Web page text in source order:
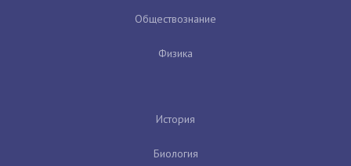
Обществознание
Физика
История
Биология